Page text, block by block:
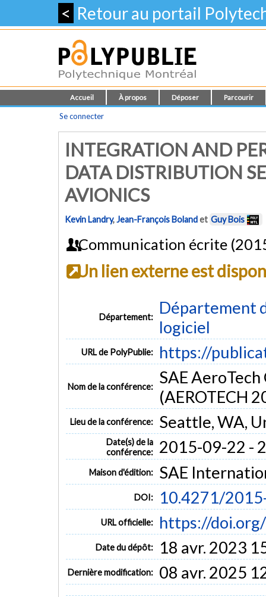
< Retour au portail
Accueil À propos Déposer Parcourir
Se connecter
INTEGRATION AND
DATA DISTRIBUTION
AVIONICS
Kevin Landry,Jean-François Bolandet Guy Bois
Communication écrite
Un lien externe est
Département:
Département
logiciel
URL de PolyPublie: https://
Nom de la conférence:
SAE
(AEROTECH
Lieu de la conférence: Seattle, WA,
Date(s) de la
conférence:
2015-09-22 -
Maison d'édition: SAE
DOI: 10.4271/
URL officielle: https://
Date du dépôt: 18 avr. 2023
Dernière modification: 08 avr. 2025